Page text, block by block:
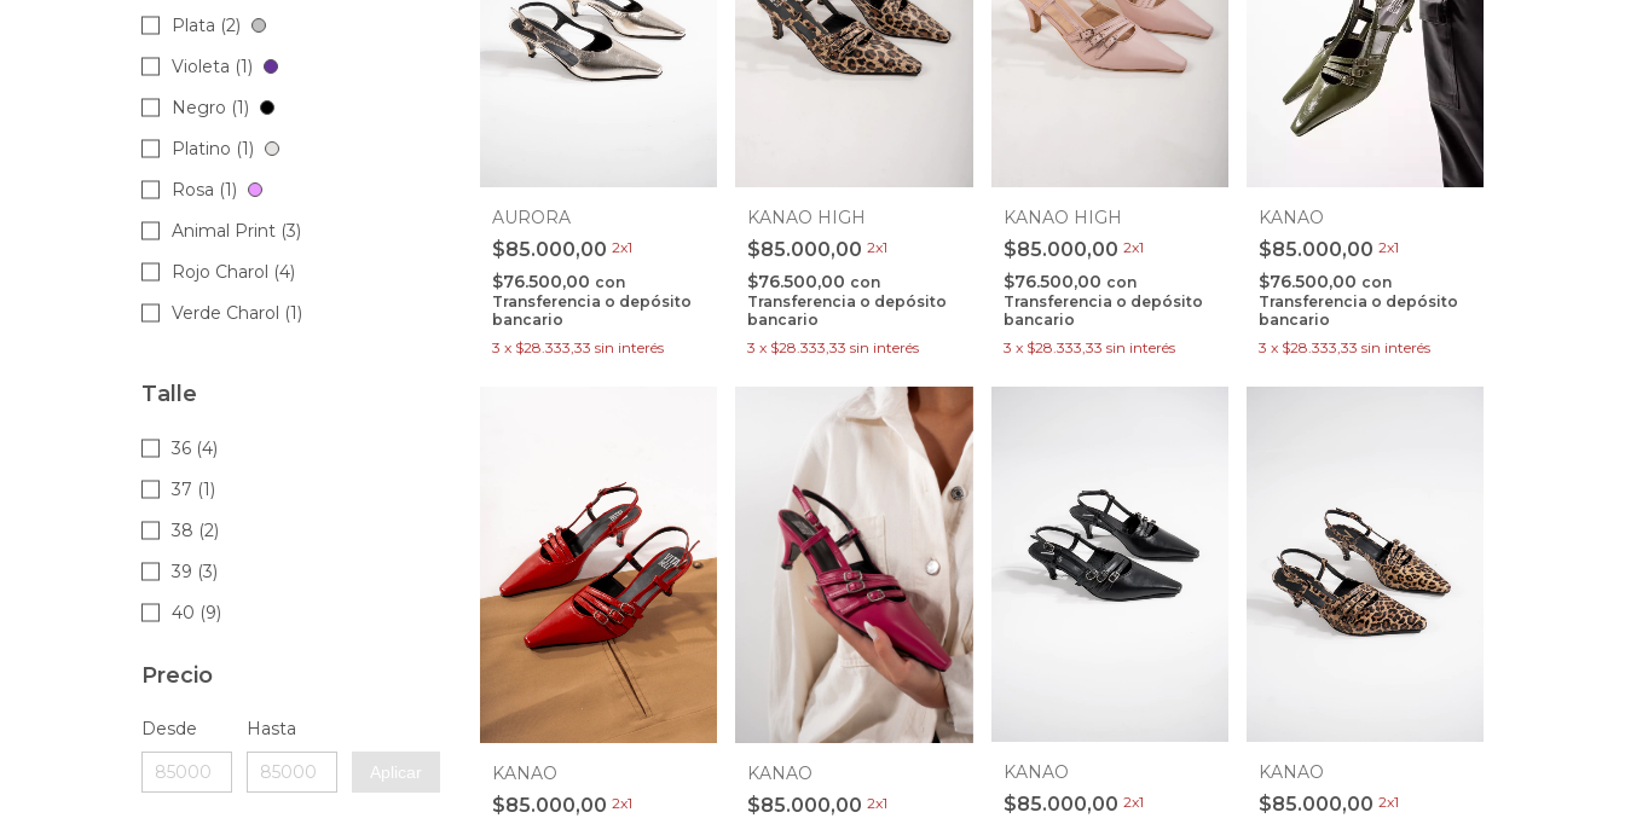
Plata (2)
Violeta (1)
Negro (1)
Platino (1)
Rosa (1)
Animal Print (3)
Rojo Charol (4)
Verde Charol (1)
Talle
36 (4)
37 (1)
38 (2)
39 (3)
40 (9)
Precio
Desde Hasta
Aplicar
AURORA
$85.000,00 2x1
$76.500,00 con
Transferencia o depósito
bancario
3 x $28.333,33 sin interés
KANAO HIGH
$85.000,002x1
$76.500,00 con
Transferencia o depósito
bancario
3 x $28.333,33 sin interés
KANAO HIGH
$85.000,00 2x1
$76.500,00 con
Transferencia o depósito
bancario
3 x $28.333,33 sin interés
KANAO
$85.000,00 2x1
$76.500,00 con
Transferencia o depósito
bancario
3 x $28.333,33 sin interés
KANAO
$85.000,00 2x1
KANAO
$85.000,002x1
KANAO
$85.000,00 2x1
KANAO
$85.000,00 2x1